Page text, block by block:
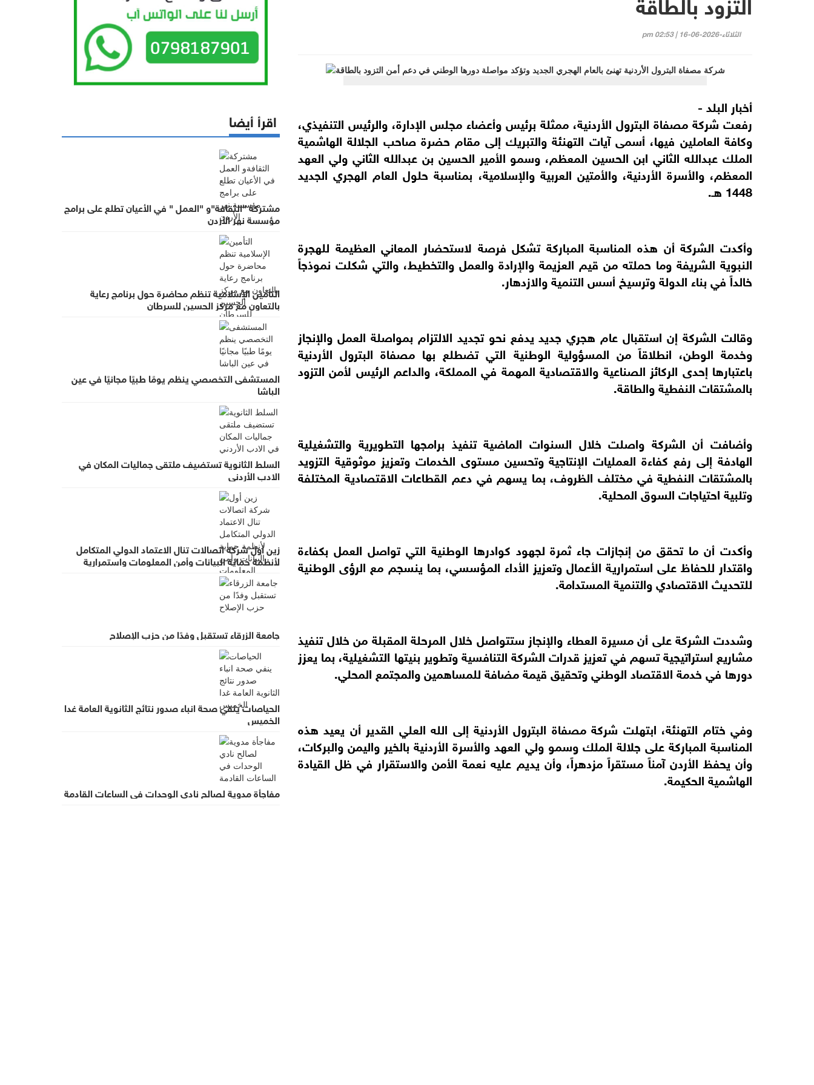
الثلاثاء-2026-06-16 | 02:53 pm
أخبار البلد -
رفعت شركة مصفاة البترول الأردنية، ممثلة برئيس وأعضاء مجلس الإدارة، والرئيس التنفيذي،
وكافة العاملين فيها، أسمى آيات التهنئة والتبريك إلى مقام حضرة صاحب الجلالة الهاشمية
الملك عبدالله الثاني ابن الحسين المعظم، وسمو الأمير الحسين بن عبدالله الثاني ولي العهد
المعظم، والأسرة الأردنية، والأمتين العربية والإسلامية، بمناسبة حلول العام الهجري الجديد
1448 هـ.
وأكدت الشركة أن هذه المناسبة المباركة تشكل فرصة لاستحضار المعاني العظيمة للهجرة
النبوية الشريفة وما حملته من قيم العزيمة والإرادة والعمل والتخطيط، والتي شكلت نموذجاً
خالداً في بناء الدولة وترسيخ أسس التنمية والازدهار.
وقالت الشركة إن استقبال عام هجري جديد يدفع نحو تجديد الالتزام بمواصلة العمل والإنجاز
وخدمة الوطن، انطلاقاً من المسؤولية الوطنية التي تضطلع بها مصفاة البترول الأردنية
باعتبارها إحدى الركائز الصناعية والاقتصادية المهمة في المملكة، والداعم الرئيس لأمن التزود
بالمشتقات النفطية والطاقة.
وأضافت أن الشركة واصلت خلال السنوات الماضية تنفيذ برامجها التطويرية والتشغيلية
الهادفة إلى رفع كفاءة العمليات الإنتاجية وتحسين مستوى الخدمات وتعزيز موثوقية التزويد
بالمشتقات النفطية في مختلف الظروف، بما يسهم في دعم القطاعات الاقتصادية المختلفة
وتلبية احتياجات السوق المحلية.
وأكدت أن ما تحقق من إنجازات جاء ثمرة لجهود كوادرها الوطنية التي تواصل العمل بكفاءة
واقتدار للحفاظ على استمرارية الأعمال وتعزيز الأداء المؤسسي، بما ينسجم مع الرؤى الوطنية
للتحديث الاقتصادي والتنمية المستدامة.
وشددت الشركة على أن مسيرة العطاء والإنجاز ستتواصل خلال المرحلة المقبلة من خلال تنفيذ
مشاريع استراتيجية تسهم في تعزيز قدرات الشركة التنافسية وتطوير بنيتها التشغيلية، بما يعزز
دورها في خدمة الاقتصاد الوطني وتحقيق قيمة مضافة للمساهمين والمجتمع المحلي.
وفي ختام التهنئة، ابتهلت شركة مصفاة البترول الأردنية إلى الله العلي القدير أن يعيد هذه
المناسبة المباركة على جلالة الملك وسمو ولي العهد والأسرة الأردنية بالخير واليمن والبركات،
وأن يحفظ الأردن آمناً مستقراً مزدهراً، وأن يديم عليه نعمة الأمن والاستقرار في ظل القيادة
الهاشمية الحكيمة.
اقرأ أيضا
مشتركة "الثقافة"و "العمل " في الأعيان تطلع على برامج
مؤسسة نهر الأردن
التأمين الإسلامية تنظم محاضرة حول برنامج رعاية
بالتعاون مع مركز الحسين للسرطان
المستشفى التخصصي ينظم يومًا طبيًا مجانيًا في عين
الباشا
السلط الثانوية تستضيف ملتقى جماليات المكان في
الادب الأردني
زين أول شركة اتصالات تنال الاعتماد الدولي المتكامل
لأنظمة حماية البيانات وأمن المعلومات واستمرارية
الأعمال
جامعة الزرقاء تستقبل وفدًا من حزب الإصلاح
الحياصات ينفي صحة انباء صدور نتائج الثانوية العامة غدا
الخميس
مفاجأة مدوية لصالح نادي الوحدات في الساعات القادمة